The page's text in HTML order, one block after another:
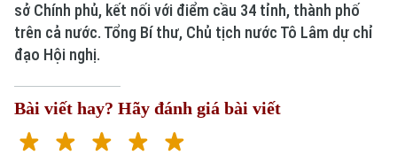
sở Chính phủ, kết nối với điểm cầu 34 tỉnh, thành phố
trên cả nước. Tổng Bí thư, Chủ tịch nước Tô Lâm dự chỉ
đạo Hội nghị.
Bài viết hay? Hãy đánh giá bài viết